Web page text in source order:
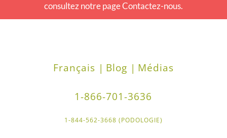
consultez notre page Contactez-nous.
Français | Blog | Médias
1-866-701-3636
1-844-562-3668 (PODOLOGIE)